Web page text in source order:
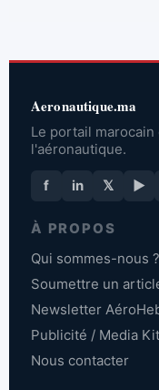
Aeronautique.ma
Le portail
l'aéronautique.
f in 𝕏 ▶
À PROPOS
Qui sommes-nous ?
Soumettre un
Newsletter
Publicité / Media
Nous contacter